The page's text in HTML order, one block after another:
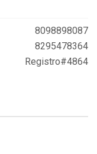
8098898087
8295478364
Registro#4864